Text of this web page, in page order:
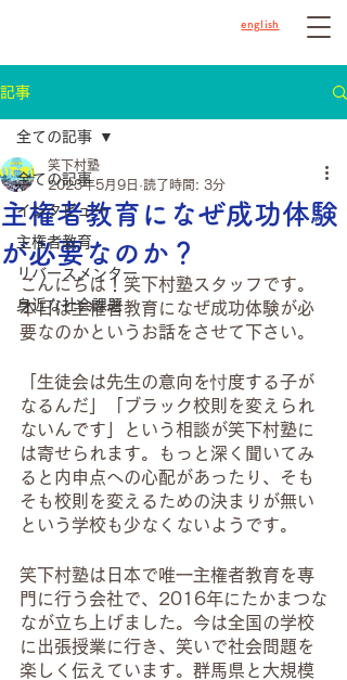
english
記事
全ての記事
インタビュー
主権者教育
リバースメンター
身近な社会課題
全ての記事
主権者教育になぜ成功体験
が必要なのか？
笑下村塾
2023年5月9日 読了時間: 3分
こんにちは！笑下村塾スタッフです。
本日は主権者教育になぜ成功体験が必
要なのかというお話をさせて下さい。
「生徒会は先生の意向を忖度する子が
なるんだ」「ブラック校則を変えられ
ないんです」という相談が笑下村塾に
は寄せられます。もっと深く聞いてみ
ると内申点への心配があったり、そも
そも校則を変えるための決まりが無い
という学校も少なくないようです。
笑下村塾は日本で唯一主権者教育を専
門に行う会社で、2016年にたかまつな
なが立ち上げました。今は全国の学校
に出張授業に行き、笑いで社会問題を
楽しく伝えています。群馬県と大規模